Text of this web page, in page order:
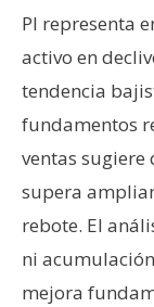
PI representa
activo en
tendencia
fundamentos
ventas sugiere
supera
rebote. El
ni
mejora